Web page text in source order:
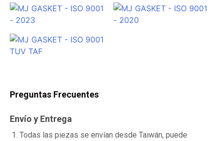
Preguntas Frecuentes
Envío y Entrega
Todas las piezas se envían desde Taiwán, puede